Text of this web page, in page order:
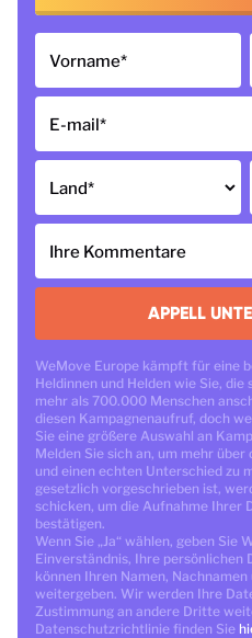
Vorname*
E-mail*
Land*
Ihre Kommentare
APPELL
WeMove Europe kämpft für eine
Heldinnen und Helden wie Sie,
mehr als 700.000 Menschen
diesen Kampagnenaufruf, doch
Sie eine größere Auswahl an
Melden Sie sich an, um mehr
und einen echten Unterschied zu
gesetzlich vorgeschrieben ist,
schicken, um die Aufnahme Ihrer
bestätigen.
Wenn Sie „Ja“ wählen, geben Sie
Einverständnis, Ihre persönlichen
können Ihren Namen,
weitergeben. Wir werden Ihre
Zustimmung an andere Dritte
Datenschutzrichtlinie finden Sie